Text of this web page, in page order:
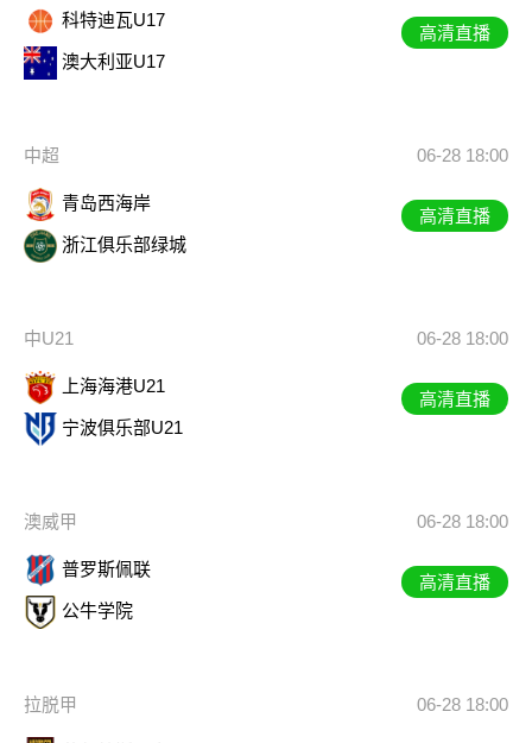
科特迪瓦U17
澳大利亚U17
高清直播
中超 06-28 18:00
青岛西海岸
浙江俱乐部绿城
高清直播
中U21 06-28 18:00
上海海港U21
宁波俱乐部U21
高清直播
澳威甲 06-28 18:00
普罗斯佩联
公牛学院
高清直播
拉脱甲 06-28 18:00